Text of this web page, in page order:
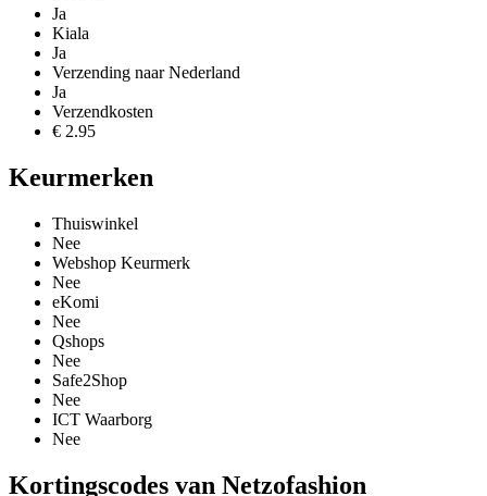
Ja
Kiala
Ja
Verzending naar Nederland
Ja
Verzendkosten
€ 2.95
Keurmerken
Thuiswinkel
Nee
Webshop Keurmerk
Nee
eKomi
Nee
Qshops
Nee
Safe2Shop
Nee
ICT Waarborg
Nee
Kortingscodes van Netzofashion